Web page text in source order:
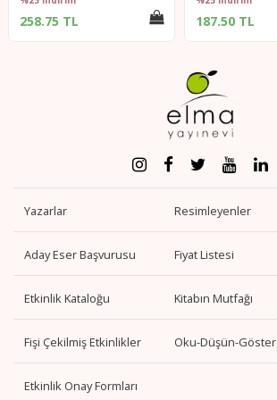
258.75 TL 187.50 TL
Yazarlar Resimleyenler
Aday Eser Başvurusu Fiyat Listesi
Etkinlik Kataloğu Kitabın Mutfağı
Fişi Çekilmiş Etkinlikler Oku-Düşün-Göster
Etkinlik Onay Formları